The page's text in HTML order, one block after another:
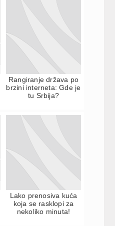
Rangiranje država po
brzini interneta: Gde je
tu Srbija?
Lako prenosiva kuća
koja se rasklopi za
nekoliko minuta!